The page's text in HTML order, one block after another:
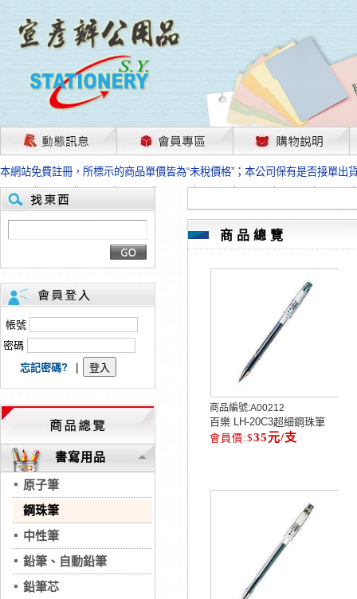
茲因國際情勢變化石油及塑化原物料波動漲幅甚大，部份上游供應商已採取
本網站免費註冊，所標示的商品單價皆為“未稅價格”；本公司保有是否接單出
HP、EPSON、CANON原廠耗材價格浮動，下單前請先跟客服人員確認最新
本網站免費註冊，所標示的商品單價皆為“未稅價格”；本公司保有是否接單出
匯款客戶請注意！因商品繁複來不及發現短缺，遂待客服人員跟您確認訂單
本網站免費註冊，所標示的商品單價皆為“未稅價格”；本公司保有是否接單出
茲因國際情勢變化石油及塑化原物料波動漲幅甚大，部份上游供應商已採取
本網站免費註冊，所標示的商品單價皆為“未稅價格”；本公司保有是否接單出
HP、EPSON、CANON原廠耗材價格浮動，下單前請先跟客服人員確認最新
本網站免費註冊，所標示的商品單價皆為“未稅價格”；本公司保有是否接單出
匯款客戶請注意！因商品繁複來不及發現短缺，遂待客服人員跟您確認訂單
本網站免費註冊，所標示的商品單價皆為“未稅價格”；本公司保有是否接單出
帳號
密碼
忘記密碼?
書寫用品
原子筆
鋼珠筆
中性筆
鉛筆、自動鉛筆
鉛筆芯
商品總覽
商品編號:A00212
百樂 LH-20C3超細鋼珠筆
35元/支